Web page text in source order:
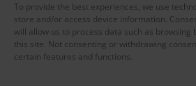
To provide the best experiences, we use
store and/or access device information.
will allow us to process data such as browsing
this site. Not consenting or withdrawing
certain features and functions.